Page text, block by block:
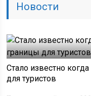
Новости
Стало известно
для туристов